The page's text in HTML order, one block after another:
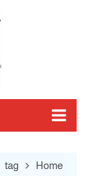
Home
tag